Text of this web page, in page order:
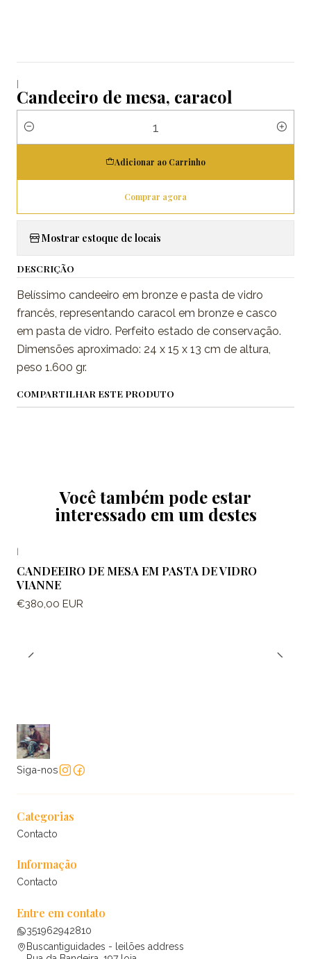
|
Candeeiro de mesa, caracol
Quantidade
Adicionar ao Carrinho
Comprar agora
Mostrar estoque de locais
DESCRIÇÃO
Belíssimo candeeiro em bronze e pasta de vidro
francês, representando caracol em bronze e casco
em pasta de vidro. Perfeito estado de conservação.
Dimensões aproximado: 24 x 15 x 13 cm de altura,
peso 1.600 gr.
COMPARTILHAR ESTE PRODUTO
Você também pode estar
interessado em um destes
|
CANDEEIRO DE MESA EM PASTA DE VIDRO
VIANNE
€380,00 EUR
Siga-nos
Categorias
Contacto
Informação
Contacto
Entre em contato
351962942810
Buscantiguidades - leilões address